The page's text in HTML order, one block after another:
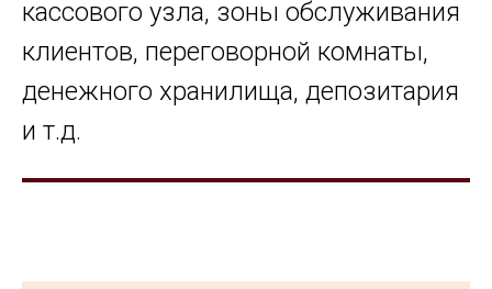
кассового узла, зоны обслуживания
клиентов, переговорной комнаты,
денежного хранилища, депозитария
и т.д.